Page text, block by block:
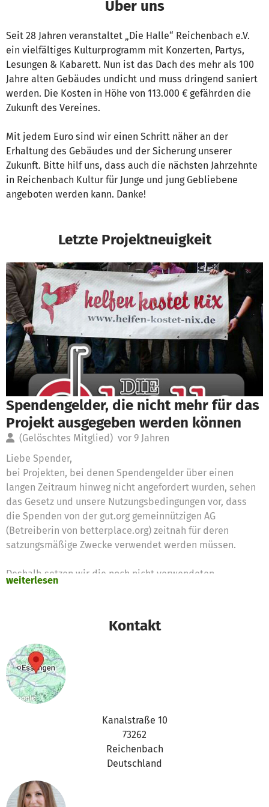
Über uns
Seit 28 Jahren veranstaltet „Die Halle“ Reichenbach e.V.
ein vielfältiges Kulturprogramm mit Konzerten, Partys,
Lesungen & Kabarett. Nun ist das Dach des mehr als 100
Jahre alten Gebäudes undicht und muss dringend saniert
werden. Die Kosten in Höhe von 113.000 € gefährden die
Zukunft des Vereines.
Mit jedem Euro sind wir einen Schritt näher an der
Erhaltung des Gebäudes und der Sicherung unserer
Zukunft. Bitte hilf uns, dass auch die nächsten Jahrzehnte
in Reichenbach Kultur für Junge und jung Gebliebene
angeboten werden kann. Danke!
Letzte Projektneuigkeit
Spendengelder, die nicht mehr für das
Projekt ausgegeben werden können
(Gelöschtes Mitglied) vor 9 Jahren
Liebe Spender,
bei Projekten, bei denen Spendengelder über einen
langen Zeitraum hinweg nicht angefordert wurden, sehen
das Gesetz und unsere Nutzungsbedingungen vor, dass
die Spenden von der gut.org gemeinnützigen AG
(Betreiberin von betterplace.org) zeitnah für deren
satzungsmäßige Zwecke verwendet werden müssen.
Deshalb setzen wir die noch nicht verwendeten
Vielen Dank für Eure Unterstützung,
das betterplace.org-Team
weiterlesen
Kontakt
Kanalstraße 10
73262
Reichenbach
Deutschland